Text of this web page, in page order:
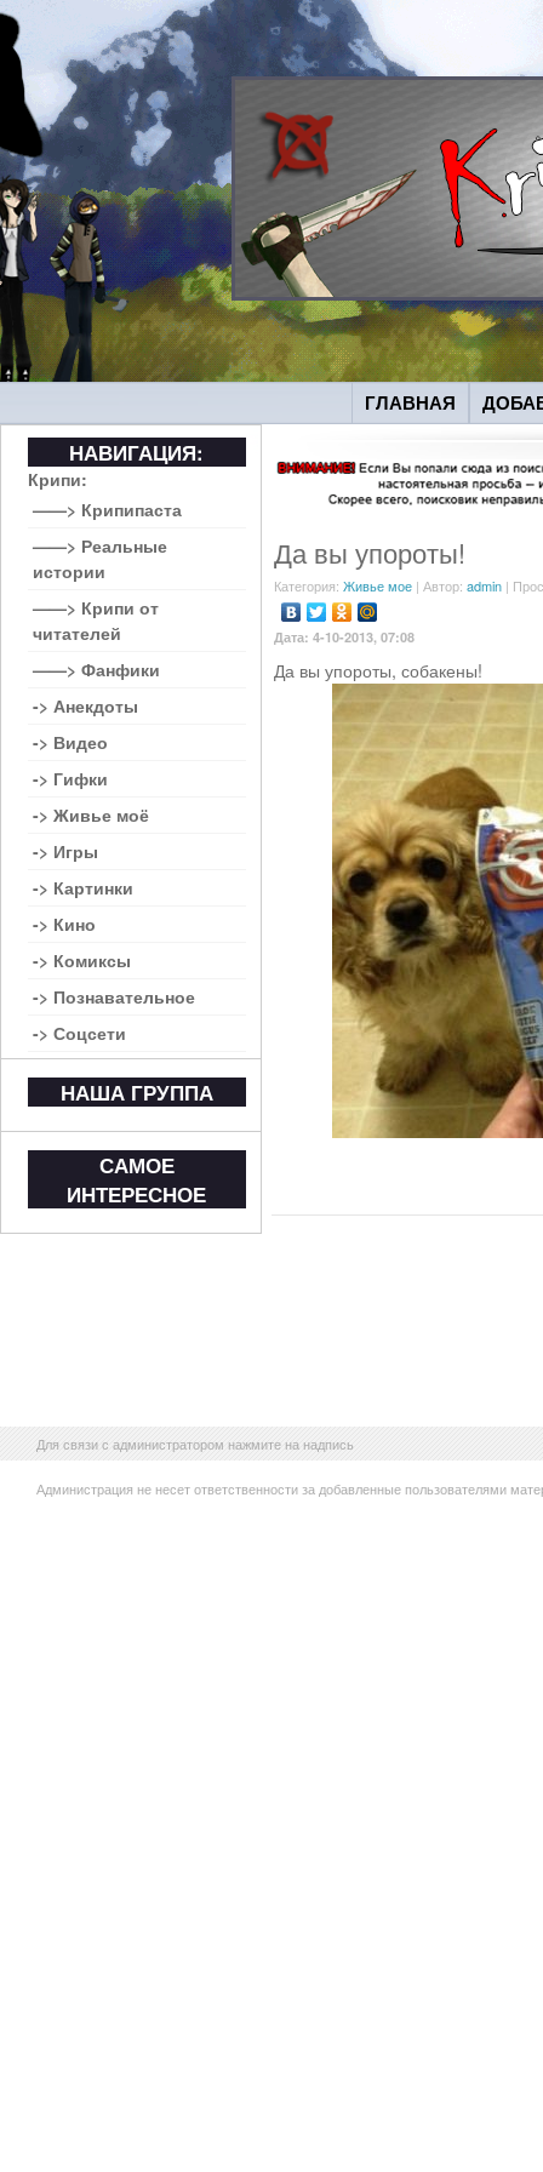
ГЛАВНАЯ
Да вы упороты!
Категория: Живье мое | Автор: admin |
Дата: 4-10-2013, 07:08
Да вы упороты, собакены!
НАВИГАЦИЯ:
Крипи:
——> Крипипаста
——> Реальные
истории
——> Крипи от
читателей
——> Фанфики
-> Анекдоты
-> Видео
-> Гифки
-> Живье моё
-> Игры
-> Картинки
-> Кино
-> Комиксы
-> Познавательное
-> Соцсети
НАША ГРУППА
САМОЕ
ИНТЕРЕСНОЕ
Для связи с администратором нажмите на надпись
Администрация не несет ответственности за добавленные пользователями